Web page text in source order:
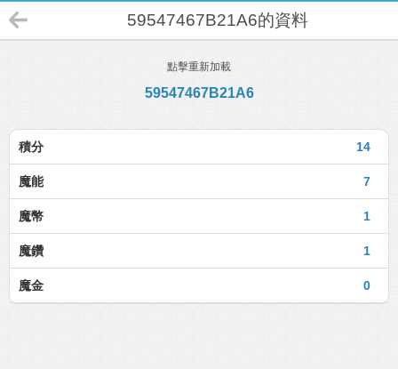
59547467B21A6的資料
點擊重新加載
59547467B21A6
14
積分
7
魔能
1
魔幣
1
魔鑽
0
魔金